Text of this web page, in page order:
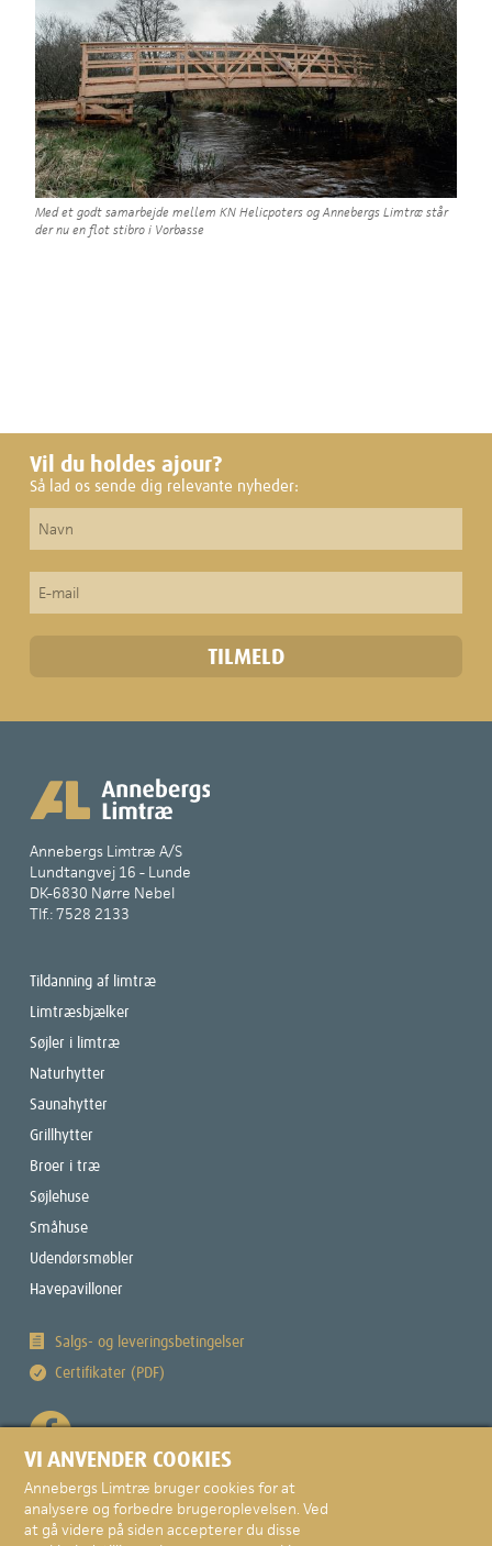
Med et godt samarbejde mellem KN Helicpoters og Annebergs Limtræ står
der nu en flot stibro i Vorbasse
VI ANVENDER COOKIES
Annebergs Limtræ bruger cookies for at
analysere og forbedre brugeroplevelsen. Ved
at gå videre på siden accepterer du disse
Vil du holdes ajour?
Så lad os sende dig relevante nyheder:
Annebergs Limtræ A/S
Lundtangvej 16 - Lunde
DK-6830 Nørre Nebel
Tlf.: 7528 2133
Tildanning af limtræ
Limtræsbjælker
Søjler i limtræ
Naturhytter
Saunahytter
Grillhytter
Broer i træ
Søjlehuse
Småhuse
Udendørsmøbler
Havepavilloner
Salgs- og leveringsbetingelser
Certifikater (PDF)